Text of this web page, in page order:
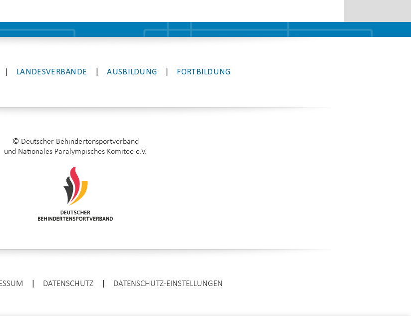
LANDESVERBÄNDE AUSBILDUNG FORTBILDUNG
© Deutscher Behindertensportverband
und Nationales Paralympisches Komitee e.V.
DATENSCHUTZ DATENSCHUTZ-EINSTELLUNGEN